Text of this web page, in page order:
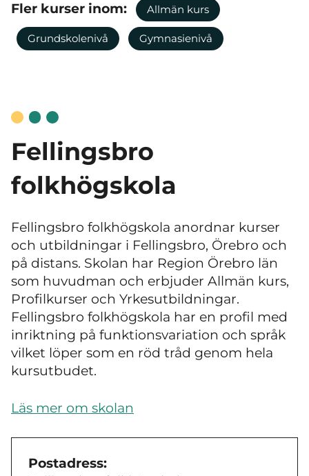
Fler kurser inom: Allmän kurs
Grundskolenivå Gymnasienivå
Fellingsbro
folkhögskola
Fellingsbro folkhögskola anordnar kurser
och utbildningar i Fellingsbro, Örebro och
på distans. Skolan har Region Örebro län
som huvudman och erbjuder Allmän kurs,
Profilkurser och Yrkesutbildningar.
Fellingsbro folkhögskola har en profil med
inriktning på funktionsvariation och språk
vilket löper som en röd tråd genom hela
kursutbudet.
Läs mer om skolan
Postadress: